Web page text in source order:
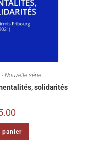
- Nouvelle série
solidarités
panier